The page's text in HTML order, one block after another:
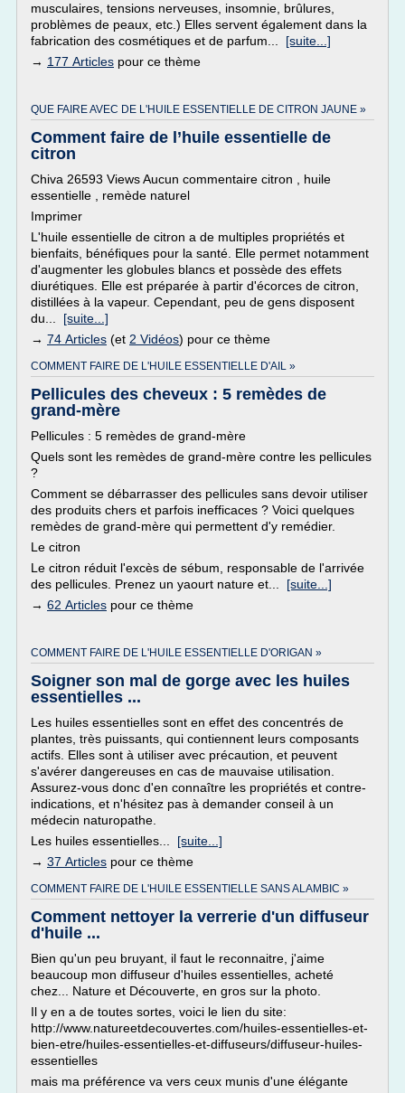
musculaires, tensions nerveuses, insomnie, brûlures,
problèmes de peaux, etc.) Elles servent également dans la
fabrication des cosmétiques et de parfum... [suite...]
→ 177 Articles pour ce thème
QUE FAIRE AVEC DE L'HUILE ESSENTIELLE DE CITRON JAUNE »
Comment faire de l’huile essentielle de
citron
Chiva 26593 Views Aucun commentaire citron , huile
essentielle , remède naturel
Imprimer
L'huile essentielle de citron a de multiples propriétés et
bienfaits, bénéfiques pour la santé. Elle permet notamment
d'augmenter les globules blancs et possède des effets
diurétiques. Elle est préparée à partir d'écorces de citron,
distillées à la vapeur. Cependant, peu de gens disposent
du... [suite...]
→ 74 Articles (et 2 Vidéos) pour ce thème
COMMENT FAIRE DE L'HUILE ESSENTIELLE D'AIL »
Pellicules des cheveux : 5 remèdes de
grand-mère
Pellicules : 5 remèdes de grand-mère
Quels sont les remèdes de grand-mère contre les pellicules
?
Comment se débarrasser des pellicules sans devoir utiliser
des produits chers et parfois inefficaces ? Voici quelques
remèdes de grand-mère qui permettent d'y remédier.
Le citron
Le citron réduit l'excès de sébum, responsable de l'arrivée
des pellicules. Prenez un yaourt nature et... [suite...]
→ 62 Articles pour ce thème
COMMENT FAIRE DE L'HUILE ESSENTIELLE D'ORIGAN »
Soigner son mal de gorge avec les huiles
essentielles ...
Les huiles essentielles sont en effet des concentrés de
plantes, très puissants, qui contiennent leurs composants
actifs. Elles sont à utiliser avec précaution, et peuvent
s'avérer dangereuses en cas de mauvaise utilisation.
Assurez-vous donc d'en connaître les propriétés et contre-
indications, et n'hésitez pas à demander conseil à un
médecin naturopathe.
Les huiles essentielles... [suite...]
→ 37 Articles pour ce thème
COMMENT FAIRE DE L'HUILE ESSENTIELLE SANS ALAMBIC »
Comment nettoyer la verrerie d'un diffuseur
d'huile ...
Bien qu'un peu bruyant, il faut le reconnaitre, j'aime
beaucoup mon diffuseur d'huiles essentielles, acheté
chez... Nature et Découverte, en gros sur la photo.
Il y en a de toutes sortes, voici le lien du site:
http://www.natureetdecouvertes.com/huiles-essentielles-et-
bien-etre/huiles-essentielles-et-diffuseurs/diffuseur-huiles-
essentielles
mais ma préférence va vers ceux munis d'une élégante